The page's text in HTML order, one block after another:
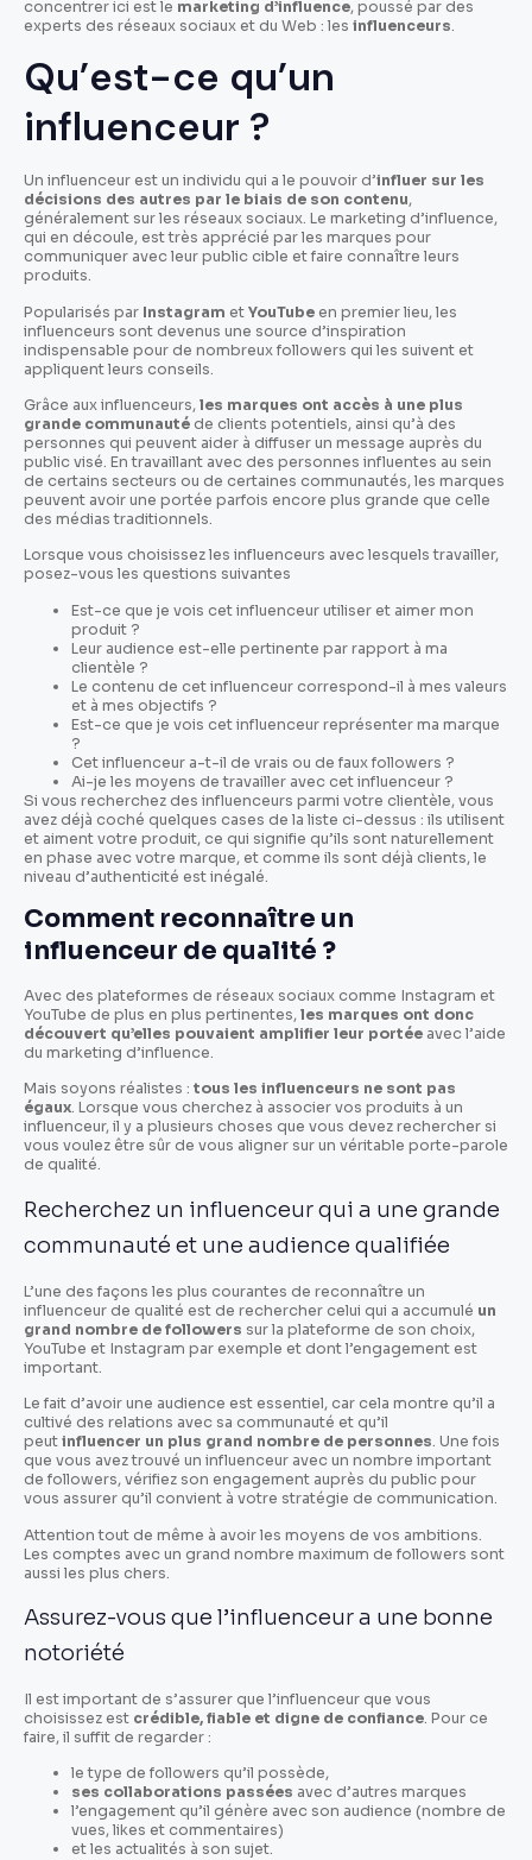
concentrer ici est le marketing d’influence, poussé par des
experts des réseaux sociaux et du Web : les influenceurs.
Qu’est-ce qu’un
influenceur ?
Un influenceur est un individu qui a le pouvoir d’influer sur les
décisions des autres par le biais de son contenu,
généralement sur les réseaux sociaux. Le marketing d’influence,
qui en découle, est très apprécié par les marques pour
communiquer avec leur public cible et faire connaître leurs
produits.
Popularisés par Instagram etYouTubeen premier lieu, les
influenceurs sont devenus une source d’inspiration
indispensable pour de nombreux followers qui les suivent et
appliquent leurs conseils.
Grâce aux influenceurs,les marques ont accès à une plus
grande communauté de clients potentiels, ainsi qu’à des
personnes qui peuvent aider à diffuser un message auprès du
public visé. En travaillant avec des personnes influentes au sein
de certains secteurs ou de certaines communautés, les marques
peuvent avoir une portée parfois encore plus grande que celle
des médias traditionnels.
Lorsque vous choisissez les influenceurs avec lesquels travailler,
posez-vous les questions suivantes
Est-ce que je vois cet influenceur utiliser et aimer mon
produit ?
Leur audience est-elle pertinente par rapport à ma
clientèle ?
Le contenu de cet influenceur correspond-il à mes valeurs
et à mes objectifs ?
Est-ce que je vois cet influenceur représenter ma marque
?
Cet influenceur a-t-il de vrais ou de faux followers ?
Ai-je les moyens de travailler avec cet influenceur ?
Si vous recherchez des influenceurs parmi votre clientèle, vous
avez déjà coché quelques cases de la liste ci-dessus : ils utilisent
et aiment votre produit, ce qui signifie qu’ils sont naturellement
en phase avec votre marque, et comme ils sont déjà clients, le
niveau d’authenticité est inégalé.
Comment reconnaître un
influenceur de qualité ?
Avec des plateformes de réseaux sociaux comme Instagram et
YouTube de plus en plus pertinentes,les marques ont donc
découvert qu’elles pouvaient amplifier leur portée avec l’aide
du marketing d’influence.
Mais soyons réalistes : tous les influenceurs ne sont pas
égaux. Lorsque vous cherchez à associer vos produits à un
influenceur, il y a plusieurs choses que vous devez rechercher si
vous voulez être sûr de vous aligner sur un véritable porte-parole
de qualité.
Recherchez un influenceur qui a une grande
communauté et une audience qualifiée
L’une des façons les plus courantes de reconnaître un
influenceur de qualité est de rechercher celui qui a accumulé un
grand nombre de followers sur la plateforme de son choix,
YouTube et Instagram par exemple et dont l’engagement est
important.
Le fait d’avoir une audience est essentiel, car cela montre qu’il a
cultivé des relations avec sa communauté et qu’il
peutinfluencer un plus grand nombre de personnes. Une fois
que vous avez trouvé un influenceur avec un nombre important
de followers, vérifiez son engagement auprès du public pour
vous assurer qu’il convient à votre stratégie de communication.
Attention tout de même à avoir les moyens de vos ambitions.
Les comptes avec un grand nombre maximum de followers sont
aussi les plus chers.
Assurez-vous que l’influenceur a une bonne
notoriété
Il est important de s’assurer que l’influenceur que vous
choisissez est crédible, fiable et digne de confiance. Pour ce
faire, il suffit de regarder :
le type de followers qu’il possède,
ses collaborations passées avec d’autres marques
l’engagement qu’il génère avec son audience (nombre de
vues, likes et commentaires)
et les actualités à son sujet.